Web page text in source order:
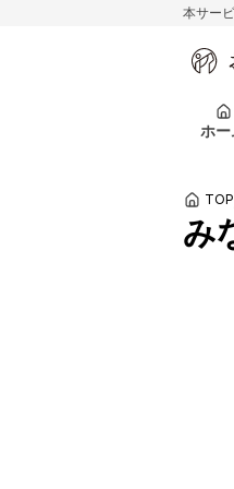
本サー
ホー
初め
関東
お客
葬儀
初
会社
関
北
お
葬
TOP
み